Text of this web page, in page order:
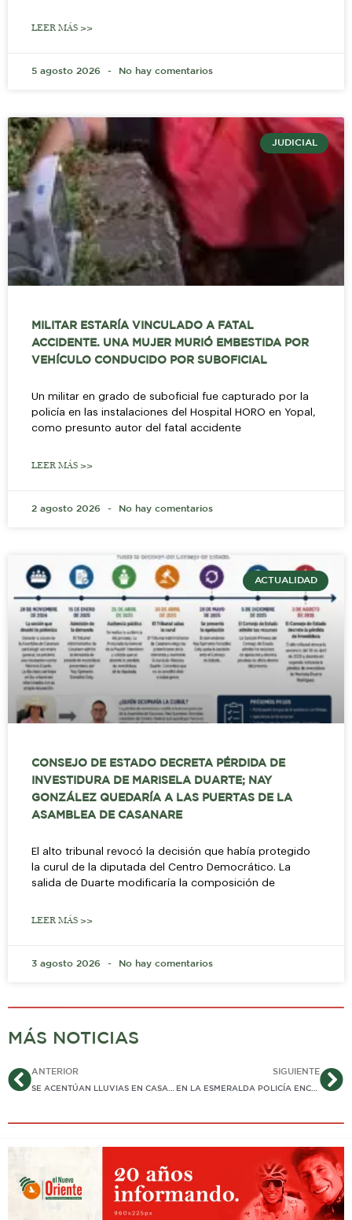
LEER MÁS >>
5 agosto 2026 No hay comentarios
JUDICIAL
MILITAR ESTARÍA VINCULADO A FATAL
ACCIDENTE. UNA MUJER MURIÓ EMBESTIDA POR
VEHÍCULO CONDUCIDO POR SUBOFICIAL
Un militar en grado de suboficial fue capturado por la
policía en las instalaciones del Hospital HORO en Yopal,
como presunto autor del fatal accidente
LEER MÁS >>
2 agosto 2026 No hay comentarios
ACTUALIDAD
CONSEJO DE ESTADO DECRETA PÉRDIDA DE
INVESTIDURA DE MARISELA DUARTE; NAY
GONZÁLEZ QUEDARÍA A LAS PUERTAS DE LA
ASAMBLEA DE CASANARE
El alto tribunal revocó la decisión que había protegido
la curul de la diputada del Centro Democrático. La
salida de Duarte modificaría la composición de
LEER MÁS >>
3 agosto 2026 No hay comentarios
MÁS NOTICIAS
AntANTERIOR
SE ACENTÚAN LLUVIAS EN CASANARE: AUMENTA RIESGO DE DESLIZAMIENTOS Y CRECIENTES
SIGUIENTE
EN LA ESMERALDA POLICÍA ENCONTRÓ DOS MOTOS ROBADAS. YA LAS RECLAMARON LOS PROPIETARIOS